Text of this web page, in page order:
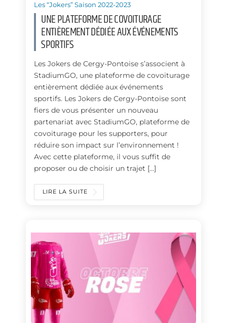
Les “Jokers” Saison 2022-2023
UNE PLATEFORME DE COVOITURAGE
ENTIÈREMENT DÉDIÉE AUX ÉVÉNEMENTS
SPORTIFS
Les Jokers de Cergy-Pontoise s’associent à
StadiumGO, une plateforme de covoiturage
entièrement dédiée aux événements
sportifs. Les Jokers de Cergy-Pontoise sont
fiers de vous présenter un nouveau
partenariat avec StadiumGO, plateforme de
covoiturage pour les supporters, pour
réduire son impact sur l’environnement !
Avec cette plateforme, il vous suffit de
proposer ou de choisir un trajet […]
LIRE LA SUITE